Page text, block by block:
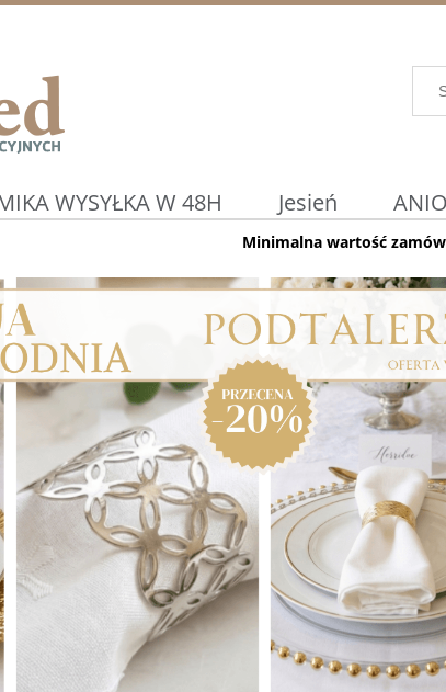
WYSYŁKA W 48H Jesień
WIOSNA ⛅ Podtalerze / Osłonki
WIELKANOC
Minimalna wartość